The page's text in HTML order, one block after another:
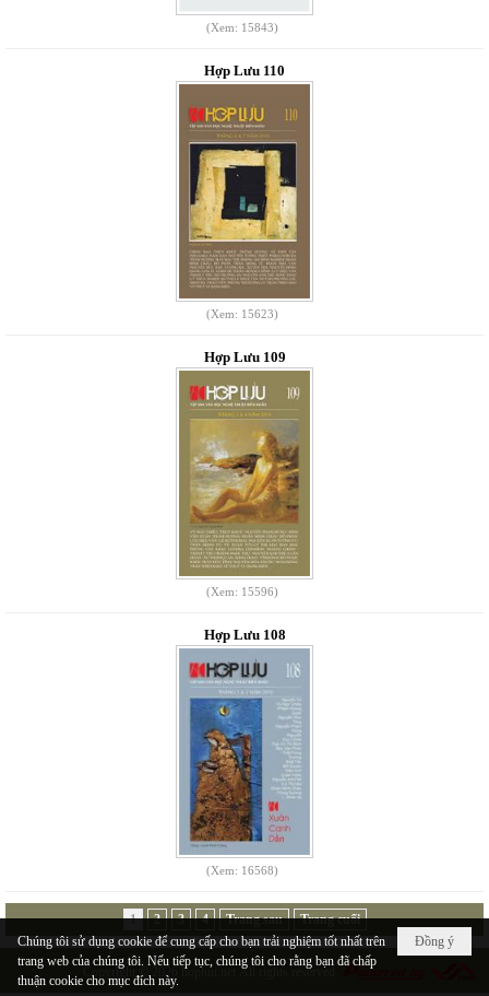
(Xem: 15843)
Hợp Lưu 110
(Xem: 15623)
Hợp Lưu 109
(Xem: 15596)
Hợp Lưu 108
(Xem: 16568)
1 2 3 4 Trang sau Trang cuối
Copyright © 2026 hopluu.net All rights reserved
Đồng ý
Chúng tôi sử dụng cookie để cung cấp cho bạn trải nghiệm tốt nhất trên
trang web của chúng tôi. Nếu tiếp tục, chúng tôi cho rằng bạn đã chấp
thuận cookie cho mục đích này.